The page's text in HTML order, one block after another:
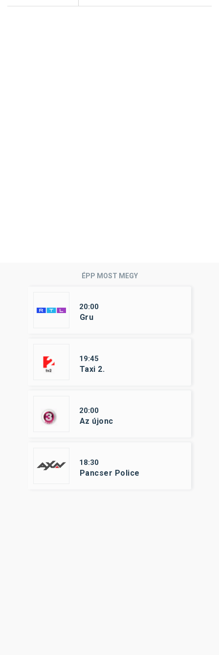
ÉPP MOST MEGY
20:00
Gru
19:45
Taxi 2.
20:00
Az újonc
18:30
Pancser Police